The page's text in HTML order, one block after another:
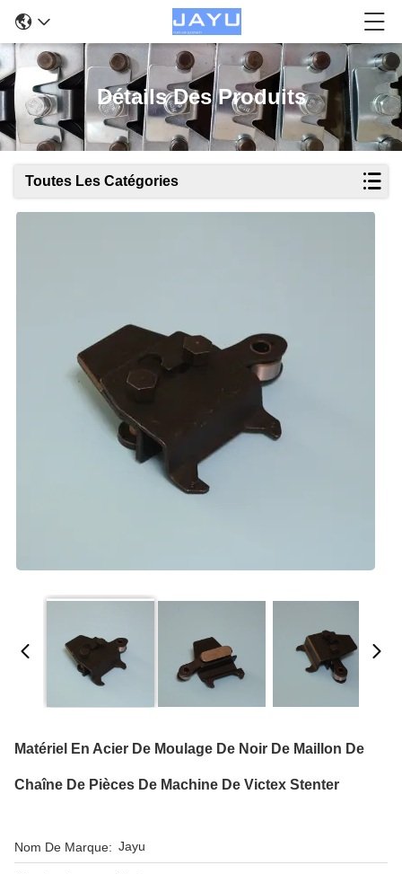
Détails Des Produits
Toutes Les Catégories
Matériel En Acier De Moulage De Noir De Maillon De
Chaîne De Pièces De Machine De Victex Stenter
Nom De Marque: Jayu